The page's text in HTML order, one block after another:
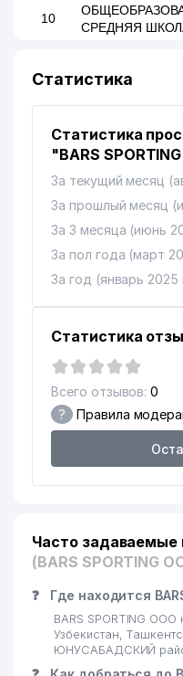
10
СРЕДНЯЯ
14 LRB
PM
16 BELTING
17 NOVOBELT ООО
20 WINDOOR
21
СЕМЕЙНАЯ
№51
УПРАВЛЕНИЕ
24
КОИНОТ
МОЛЛАРИ ЧП
Статистика
Статистика
"BARS
За текущий месяц
За прошлый месяц
За 3 месяца (июнь
За пол года (март
За год (январь 2025
Статистика
Всего отзывов: 0
? Правила
Часто задаваемые
(BARS SPORTING
❓ Где находится
BARS SPORTING ООО
Узбекистан,
ЮНУСАБАДСКИЙ